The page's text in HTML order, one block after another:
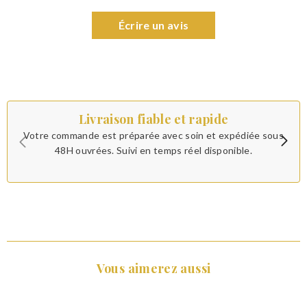
Écrire un avis
Livraison fiable et rapide
Votre commande est préparée avec soin et expédiée sous
48H ouvrées. Suivi en temps réel disponible.
Vous aimerez aussi